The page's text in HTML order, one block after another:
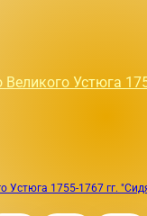
Устюга 1755-1767 гг.